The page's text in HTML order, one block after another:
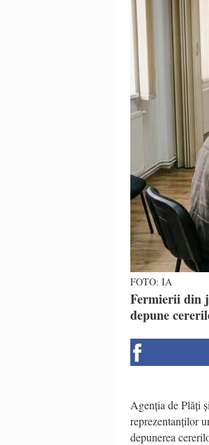
FOTO: IA
Fermierii din
depune
Agenția de Plăți
reprezentanților
depunerea